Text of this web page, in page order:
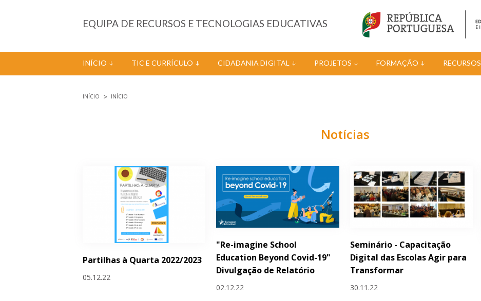
EQUIPA DE RECURSOS E TECNOLOGIAS EDUCATIVAS
INÍCIO TIC E CURRÍCULO CIDADANIA DIGITAL PROJETOS FORMAÇÃO RECURSOS
INÍCIO INÍCIO
Notícias
Partilhas à Quarta 2022/2023
05.12.22
"Re-imagine School
Education Beyond Covid-19"
Divulgação de Relatório
02.12.22
Seminário - Capacitação
Digital das Escolas Agir para
Transformar
30.11.22
Páginas